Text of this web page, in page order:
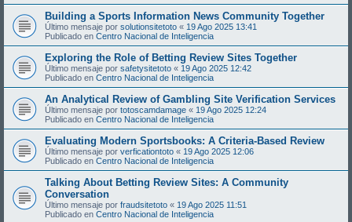
Building a Sports Information News Community Together
Último mensaje por solutionsitetoto « 19 Ago 2025 13:41
Publicado en Centro Nacional de Inteligencia
Exploring the Role of Betting Review Sites Together
Último mensaje por safetysitetoto « 19 Ago 2025 12:42
Publicado en Centro Nacional de Inteligencia
An Analytical Review of Gambling Site Verification Services
Último mensaje por totoscamdamage « 19 Ago 2025 12:24
Publicado en Centro Nacional de Inteligencia
Evaluating Modern Sportsbooks: A Criteria-Based Review
Último mensaje por verficationtoto « 19 Ago 2025 12:06
Publicado en Centro Nacional de Inteligencia
Talking About Betting Review Sites: A Community
Conversation
Último mensaje por fraudsitetoto « 19 Ago 2025 11:51
Publicado en Centro Nacional de Inteligencia